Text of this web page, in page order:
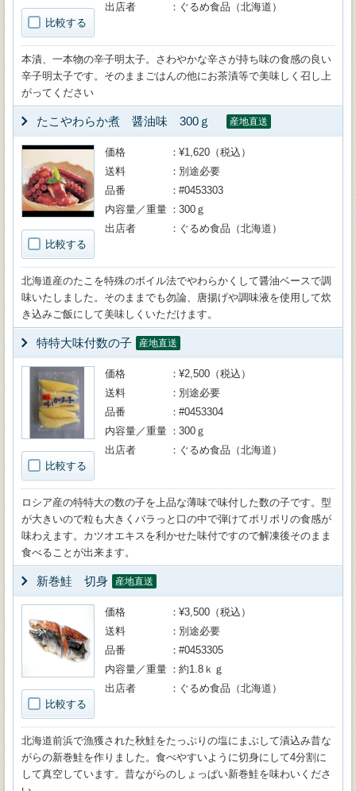
比較する
出店者
ぐるめ食品（北海道）
本漬、一本物の辛子明太子。さわやかな辛さが持ち味の食感の良い
辛子明太子です。そのままごはんの他にお茶漬等で美味しく召し上
がってください
たこやわらか煮 醤油味 300ｇ 産地直送
比較する
価格
¥1,620（税込）
送料
別途必要
品番
#0453303
内容量／重量
300ｇ
出店者
ぐるめ食品（北海道）
北海道産のたこを特殊のボイル法でやわらかくして醤油ベースで調
味いたしました。そのままでも勿論、唐揚げや調味液を使用して炊
き込みご飯にして美味しくいただけます。
特特大味付数の子 産地直送
比較する
価格
¥2,500（税込）
送料
別途必要
品番
#0453304
内容量／重量
300ｇ
出店者
ぐるめ食品（北海道）
ロシア産の特特大の数の子を上品な薄味で味付した数の子です。型
が大きいので粒も大きくバラっと口の中で弾けてポリポリの食感が
味わえます。カツオエキスを利かせた味付ですので解凍後そのまま
食べることが出来ます。
新巻鮭 切身 産地直送
比較する
価格
¥3,500（税込）
送料
別途必要
品番
#0453305
内容量／重量
約1.8ｋｇ
出店者
ぐるめ食品（北海道）
北海道前浜で漁獲された秋鮭をたっぷりの塩にまぶして漬込み昔な
がらの新巻鮭を作りました。食べやすいように切身にして4分割に
して真空しています。昔ながらのしょっぱい新巻鮭を味わいくださ